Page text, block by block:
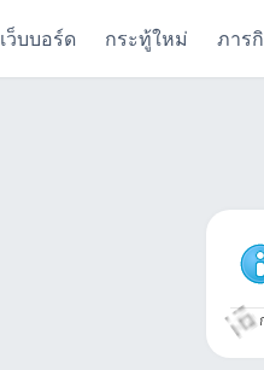
เว็บบอร์ด กระทู้ใหม่ ภาร